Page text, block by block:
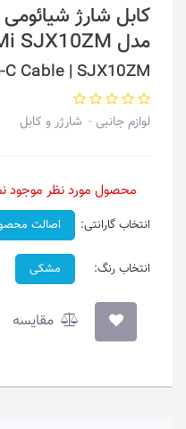
مدل Mi SJX10ZM
Cable | SJX10ZM
لوازم جانبی شارژر و کابل
محصول مورد نظر موجود
انتخاب گارانتی: اصالت
انتخاب رنگ: مشکی
مقایسه